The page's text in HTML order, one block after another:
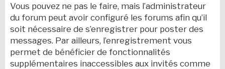
Vous pouvez ne pas le faire, mais l’administrateur
du forum peut avoir configuré les forums afin qu’il
soit nécessaire de s’enregistrer pour poster des
messages. Par ailleurs, l’enregistrement vous
permet de bénéficier de fonctionnalités
supplémentaires inaccessibles aux invités comme